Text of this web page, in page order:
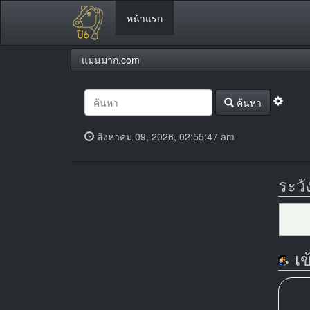
หน้าแรก
แม่นมาก.com
ค้นหา
สิงหาคม 09, 2026, 02:55:47 am
ระวั
เ